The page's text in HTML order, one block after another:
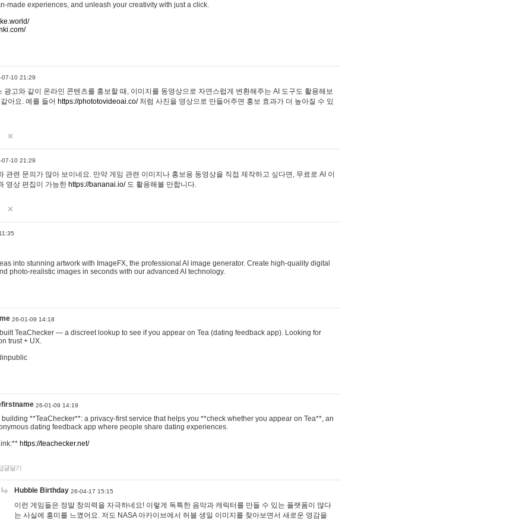
made experiences, and unleash your creativity with just a click.
07-10 21:29
광고와 같이 온라인 콘텐츠를 홍보할 때, 이미지를 동영상으로 자연스럽게 변환해주는 AI 도구도 활용해보
아요. 예를 들어 https://phototovideoai.co/처럼 사진을 영상으로 만들어주면 홍보 효과가 더 높아질 수 있
07-10 21:29
관련 문의가 많아 보이네요. 만약 게임 관련 이미지나 홍보용 동영상을 직접 제작하고 싶다면, 무료로 AI 이
영상 편집이 가능한 https://bananai.io/도 활용해볼 만합니다.
into stunning artwork with ImageFX, the professional AI image generator. Create high-quality digital
photo-realistic images in seconds with our advanced AI technology.
26-01-09 14:18
TeaChecker — a discreet lookup to see if you appear on Tea (dating feedback app). Looking for
trust + UX.
26-01-09 14:19
building **TeaChecker**: a privacy-first service that helps you **check whether you appear on Tea**, an
dating feedback app where people share dating experiences.
https://teachecker.net/
글달기
Hubble Birthday 26-04-17 15:15
이런 게임들은 정말 창의력을 자극하네요! 이렇게 독특한 음악과 캐릭터를 만들 수 있는 플랫폼이 많다
는 사실에 흥미를 느꼈어요. 저도 NASA 아카이브에서 허블 생일 이미지를 찾아보면서 새로운 영감을